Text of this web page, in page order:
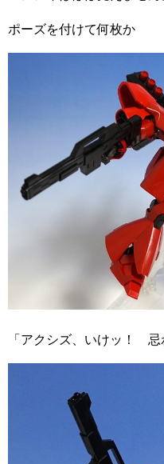
ポーズを付けて何枚か
「アクシズ、いけッ！ 忌